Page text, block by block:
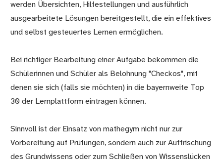
werden Übersichten, Hilfestellungen und ausführlich
ausgearbeitete Lösungen bereitgestellt, die ein effektives
und selbst gesteuertes Lernen ermöglichen.
Bei richtiger Bearbeitung einer Aufgabe bekommen die
Schülerinnen und Schüler als Belohnung "Checkos", mit
denen sie sich (falls sie möchten) in die bayernweite Top
30 der Lernplattform eintragen können.
Sinnvoll ist der Einsatz von mathegym nicht nur zur
Vorbereitung auf Prüfungen, sondern auch zur Auffrischung
des Grundwissens oder zum Schließen von Wissenslücken